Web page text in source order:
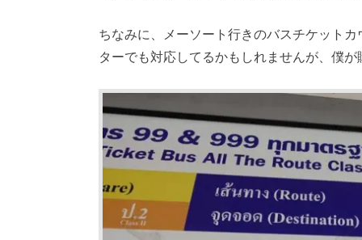
ちなみに、メーソート行きのバスチケットカ
ターでも対応してるかもしれませんが、僕